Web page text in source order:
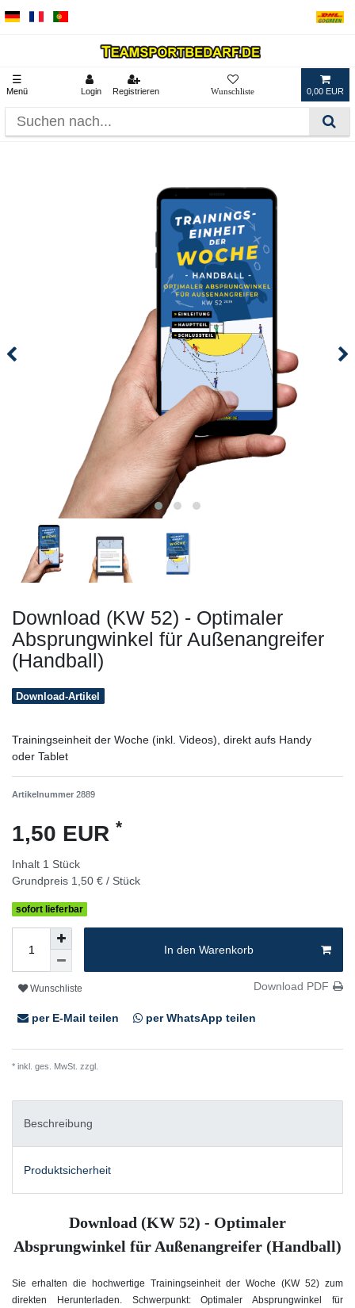
☰
Menü Login Registrieren 0,00 EUR
Download (KW 52) - Optimaler
Absprungwinkel für Außenangreifer
(Handball)
Download-Artikel
Trainingseinheit der Woche (inkl. Videos), direkt aufs Handy
oder Tablet
Artikelnummer 2889
1,50 EUR *
Inhalt 1 Stück
Grundpreis 1,50 € / Stück
sofort lieferbar
In den Warenkorb
Wunschliste Download PDF
per E-Mail teilen per WhatsApp teilen
* inkl. ges. MwSt. zzgl.
Beschreibung
Produktsicherheit
Download (KW 52) - Optimaler
Absprungwinkel für Außenangreifer (Handball)
Sie erhalten die hochwertige Trainingseinheit der Woche (KW 52) zum
direkten Herunterladen. Schwerpunkt: Optimaler Absprungwinkel für